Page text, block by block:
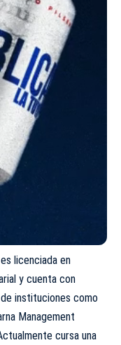
licenciada en
y cuenta con
instituciones como
Management
cursa una